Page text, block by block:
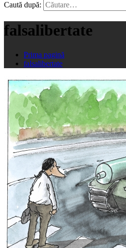
Caută după:
falsalibertate
Prima pagină
falsalibertate